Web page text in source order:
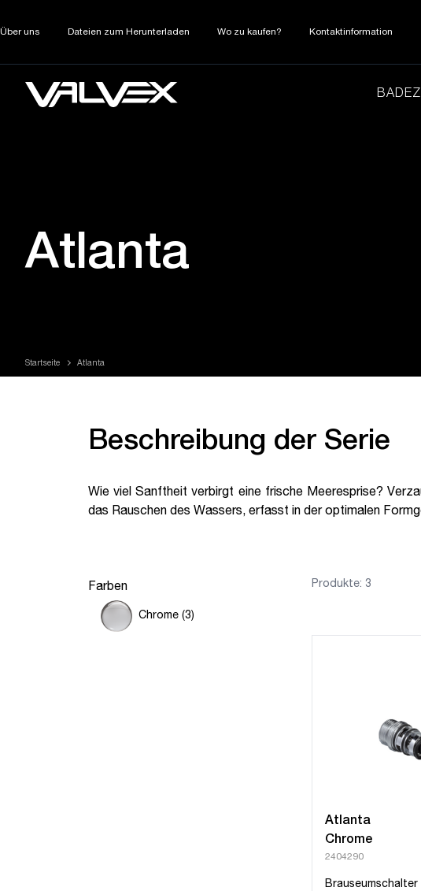
Über uns Dateien zum Herunterladen Wo zu kaufen? Kontaktinformation
Atlanta
Startseite Atlanta
Beschreibung der Serie
Wie viel Sanftheit verbirgt eine frische Meeresprise?
das Rauschen des Wassers, erfasst in der optimalen
Farben
Chrome (3)
Produkte: 3
Atlanta
Chrome
2404290
Brauseumschalter